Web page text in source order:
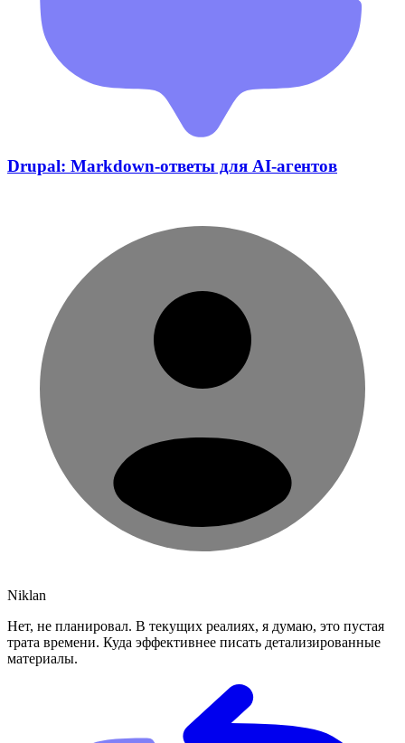
Drupal: Markdown-ответы для AI-агентов
Niklan
Нет, не планировал. В текущих реалиях, я думаю, это пустая
трата времени. Куда эффективнее писать детализированные
материалы.